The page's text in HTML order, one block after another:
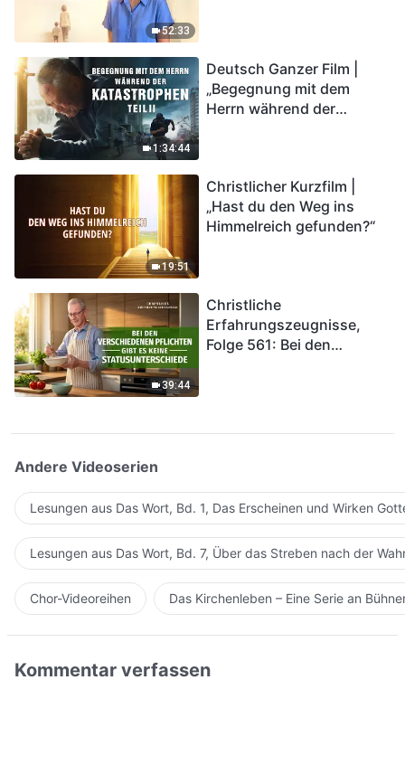
52:33
1:34:44
Deutsch Ganzer Film |
„Begegnung mit dem
Herrn während der
in das Königreich Gottes
eintreten?
19:51
Christlicher Kurzfilm |
„Hast du den Weg ins
Himmelreich gefunden?“
39:44
Christliche
Erfahrungszeugnisse,
Folge 561: Bei den
Andere Videoserien
Lesungen aus Das Wort, Bd. 1, Das Erscheinen und Wirken
Lesungen aus Das Wort, Bd. 7, Über das Streben nach der
Chor-Videoreihen Das Kirchenleben – Eine Serie an
Kommentar verfassen